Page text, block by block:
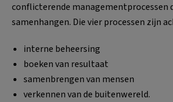
conflicterende managementprocessen
samenhangen. Die vier processen zijn
interne beheersing
boeken van resultaat
samenbrengen van mensen
verkennen van de buitenwereld.